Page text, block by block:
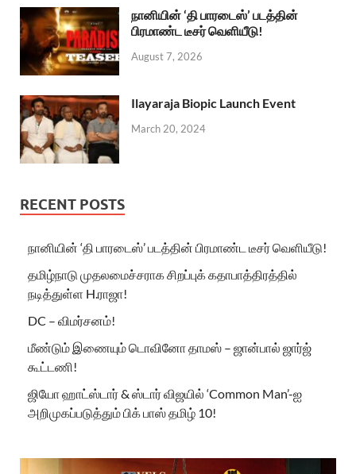
நானியின் ‘தி பாரடைஸ்’ படத்தின்
பிரமாண்ட டீசர் வெளியீடு!
August 7, 2026
Ilayaraja Biopic Launch Event
March 20, 2024
RECENT POSTS
நானியின் ‘தி பாரடைஸ்’ படத்தின் பிரமாண்ட டீசர் வெளியீடு!
தமிழ்நாடு முதலமைச்சராக சிறப்புக் கதாபாத்திரத்தில்
நடித்துள்ள H.ராஜா!
DC – விமர்சனம்!
மீண்டும் இணையும் டொவினோ தாமஸ் – ஜான்பால் ஜார்ஜ்
கூட்டணி!
ஜியோ ஹாட்ஸ்டார் & ஸ்டார் விஜயில் ‘Common Man’-ஐ
அறிமுகப்படுத்தும் பிக் பாஸ் தமிழ் 10!